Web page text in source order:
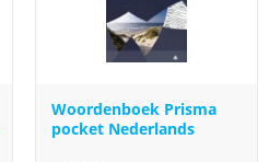
Woordenboek Prisma
pocket Nederlands